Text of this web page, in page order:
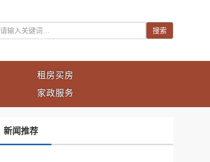
搜索
租房买房
家政服务
新闻推荐